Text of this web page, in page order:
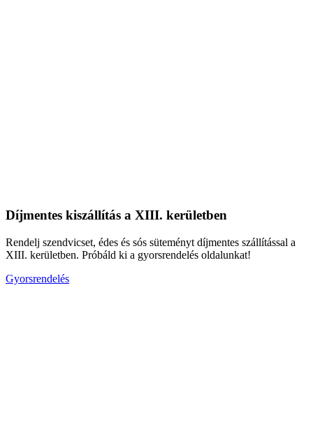
Díjmentes kiszállítás a XIII. kerületben
Rendelj szendvicset, édes és sós süteményt díjmentes szállítással a
XIII. kerületben. Próbáld ki a gyorsrendelés oldalunkat!
Gyorsrendelés